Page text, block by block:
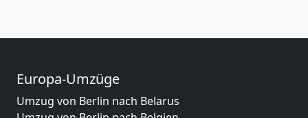
Europa-Umzüge
Umzug von Berlin nach Belarus